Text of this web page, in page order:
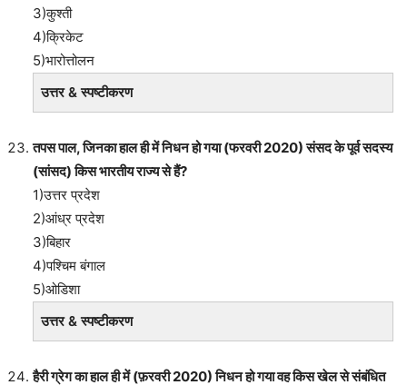
3)कुश्ती
4)क्रिकेट
5)भारोत्तोलन
उत्तर & स्पष्टीकरण
तपस पाल, जिनका हाल ही में निधन हो गया (फरवरी 2020) संसद के पूर्व सदस्य
(सांसद) किस भारतीय राज्य से हैं?
1)उत्तर प्रदेश
2)आंध्र प्रदेश
3)बिहार
4)पश्चिम बंगाल
5)ओडिशा
उत्तर & स्पष्टीकरण
हैरी ग्रेग का हाल ही में (फ़रवरी 2020) निधन हो गया वह किस खेल से संबंधित